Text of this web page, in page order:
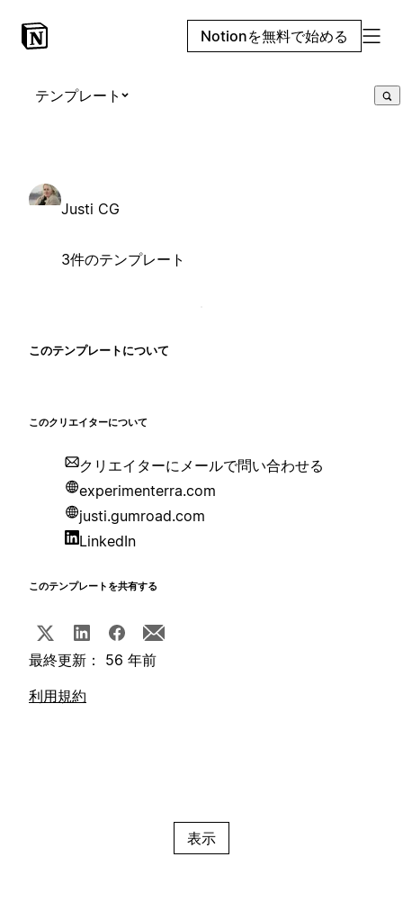
Notionを無料で始める
テンプレート
Justi CG
3件のテンプレート
このテンプレートについて
このクリエイターについて
クリエイターにメールで問い合わせる
experimenterra.com
justi.gumroad.com
LinkedIn
このテンプレートを共有する
最終更新： 56 年前
利用規約
表示